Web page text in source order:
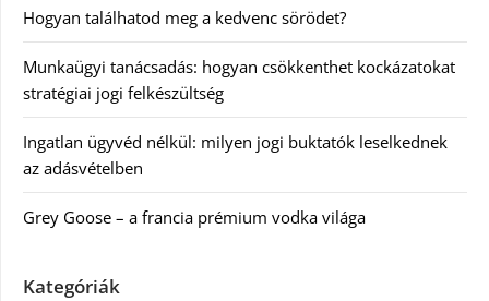
Hogyan találhatod meg a kedvenc sörödet?
Munkaügyi tanácsadás: hogyan csökkenthet kockázatokat
stratégiai jogi felkészültség
Ingatlan ügyvéd nélkül: milyen jogi buktatók leselkednek
az adásvételben
Grey Goose – a francia prémium vodka világa
Kategóriák